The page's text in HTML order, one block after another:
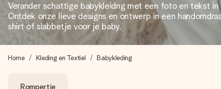
Gratis wenskaartje
Je maakt in een paar stappen iets unieks – met haar naam,
Verander schattige babykleidng met een foto en tekst
Ontdek onze lieve designs en ontwerp in een
shirt of slabbetje voor je baby.
Home Kleding en Textiel Babykleding
Rompertje